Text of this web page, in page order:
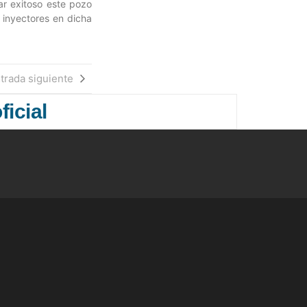
exitoso este pozo
en dicha
siguiente